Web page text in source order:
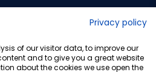
Privacy policy
of our visitor data, to improve our
and to give you a great website
about the cookies we use open the